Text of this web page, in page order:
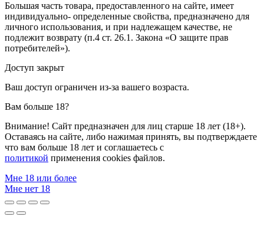
Большая часть товара, предоставленного на сайте, имеет
индивидуально- определенные свойства, предназначено для
личного использования, и при надлежащем качестве, не
подлежит возврату (п.4 ст. 26.1. Закона «О защите прав
потребителей»).
Доступ закрыт
Ваш доступ ограничен из-за вашего возраста.
Вам больше 18?
Внимание! Сайт предназначен для лиц старше 18 лет (18+).
Оставаясь на сайте, либо нажимая принять, вы подтверждаете
что вам больше 18 лет и соглашаетесь с
политикой применения cookies файлов.
Мне 18 или более
Мне нет 18